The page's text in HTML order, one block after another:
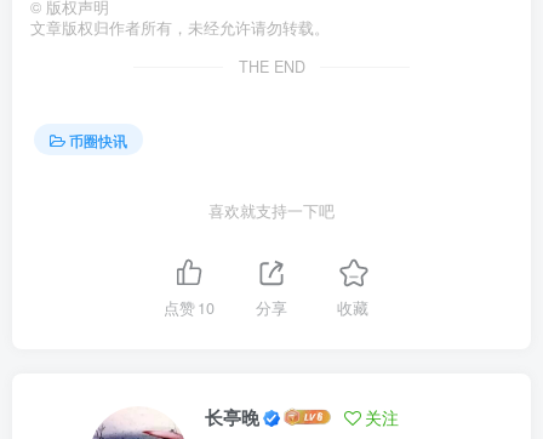
© 版权声明
文章版权归作者所有，未经允许请勿转载。
THE END
币圈快讯
喜欢就支持一下吧
点赞10 分享 收藏
长亭晚 关注